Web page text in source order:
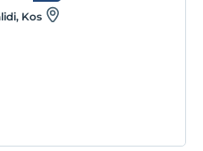
Kos